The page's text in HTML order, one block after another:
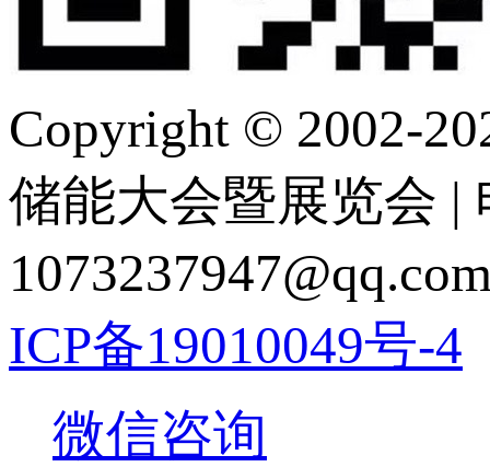
Copyright © 2002-
储能大会暨展览会 |
ICP备19010049号-4
微信咨询